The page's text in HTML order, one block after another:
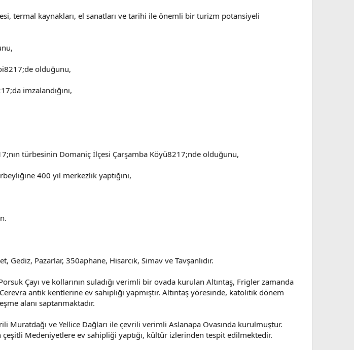
termal kaynakları, el sanatları ve tarihi ile önemli bir turizm potansiyeli
olduğunu,
imzalandığını,
türbesinin Domaniç İlçesi Çarşamba Köyü8217;nde olduğunu,
400 yıl merkezlik yaptığını,
Pazarlar, 350aphane, Hisarcık, Simav ve Tavşanlıdır.
Çayı ve kollarının suladığı verimli bir ovada kurulan Altıntaş, Frigler zamanda
antik kentlerine ev sahipliği yapmıştır. Altıntaş yöresinde, katolitik dönem
alanı saptanmaktadır.
Muratdağı ve Yellice Dağları ile çevrili verimli Aslanapa Ovasında kurulmuştur.
Medeniyetlere ev sahipliği yaptığı, kültür izlerinden tespit edilmektedir.